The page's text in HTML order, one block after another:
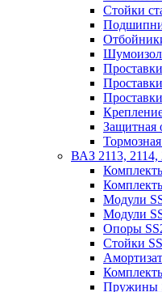
Стойки
Защитная
ВАЗ 2113, 2114,
Модули
Модули
Опоры
Стойки
Пружины